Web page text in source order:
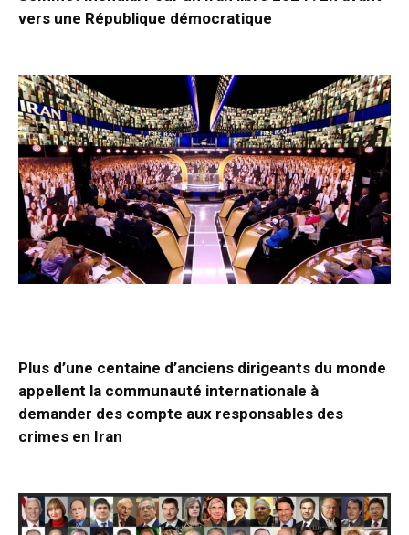
vers une République démocratique
Plus d’une centaine d’anciens dirigeants du monde
appellent la communauté internationale à
demander des compte aux responsables des
crimes en Iran